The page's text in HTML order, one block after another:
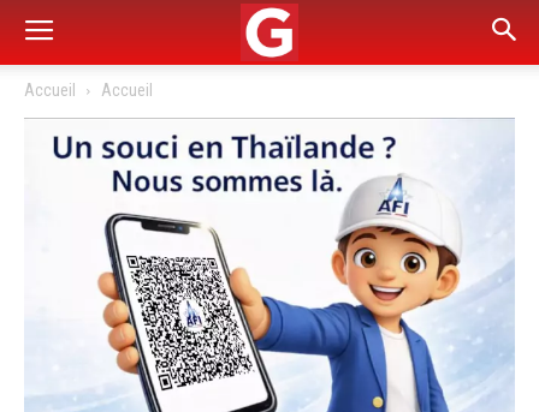
Accueil Accueil